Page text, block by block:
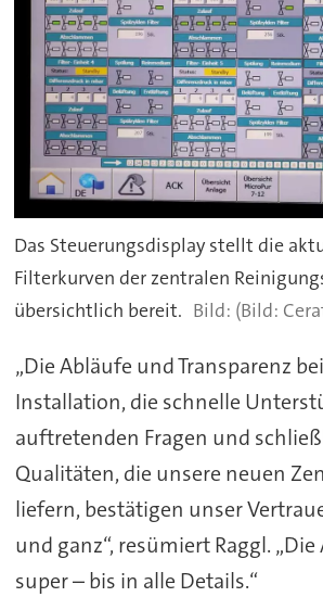
Das Steuerungsdisplay stellt die
Filterkurven der zentralen
übersichtlich bereit.
(Bild:
„Die Abläufe und Transparenz
Installation, die schnelle
auftretenden Fragen und
Qualitäten, die unsere neuen
liefern, bestätigen unser
und ganz“, resümiert Raggl.
super – bis in alle Details.“